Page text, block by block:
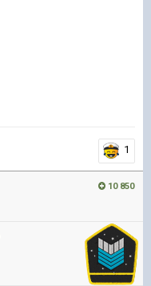
1
10 850